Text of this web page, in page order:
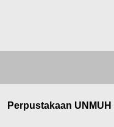
Perpustakaan